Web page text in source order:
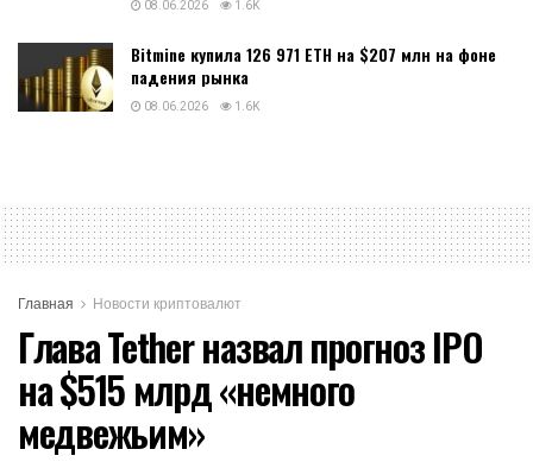
08.06.2026 1.6K
Bitmine купила 126 971 ETH на $207 млн на фоне
падения рынка
08.06.2026 1.6K
Главная Новости криптовалют
Глава Tether назвал прогноз IPO
на $515 млрд «немного
медвежьим»